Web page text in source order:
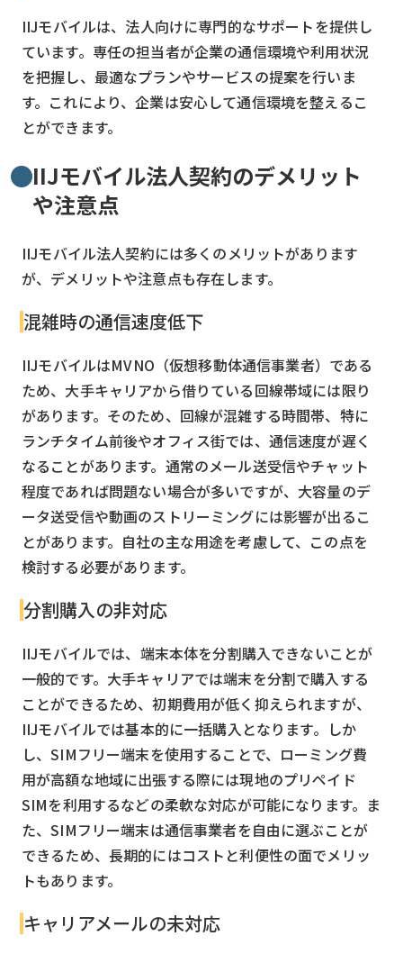
IIJモバイルは、法人向けに専門的なサポートを提供し
ています。専任の担当者が企業の通信環境や利用状況
を把握し、最適なプランやサービスの提案を行いま
す。これにより、企業は安心して通信環境を整えるこ
とができます。
IIJモバイル法人契約のデメリット
や注意点
IIJモバイル法人契約には多くのメリットがあります
が、デメリットや注意点も存在します。
混雑時の通信速度低下
IIJモバイルはMVNO（仮想移動体通信事業者）である
ため、大手キャリアから借りている回線帯域には限り
があります。そのため、回線が混雑する時間帯、特に
ランチタイム前後やオフィス街では、通信速度が遅く
なることがあります。通常のメール送受信やチャット
程度であれば問題ない場合が多いですが、大容量のデ
ータ送受信や動画のストリーミングには影響が出るこ
とがあります。自社の主な用途を考慮して、この点を
検討する必要があります。
分割購入の非対応
IIJモバイルでは、端末本体を分割購入できないことが
一般的です。大手キャリアでは端末を分割で購入する
ことができるため、初期費用が低く抑えられますが、
IIJモバイルでは基本的に一括購入となります。しか
し、SIMフリー端末を使用することで、ローミング費
用が高額な地域に出張する際には現地のプリペイド
SIMを利用するなどの柔軟な対応が可能になります。ま
た、SIMフリー端末は通信事業者を自由に選ぶことが
できるため、長期的にはコストと利便性の面でメリッ
トもあります。
キャリアメールの未対応